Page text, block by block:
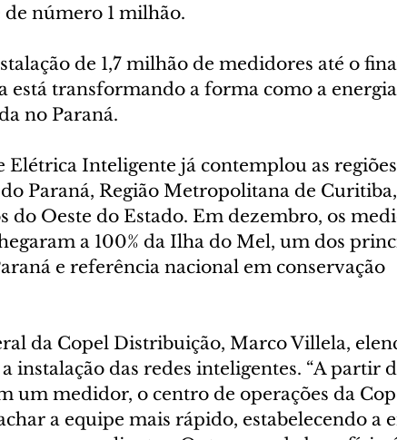
número 1 milhão.
de 1,7 milhão de medidores até o
está transformando a forma como a
no Paraná.
Elétrica Inteligente já contemplou as regiões
Paraná, Região Metropolitana de
do Oeste do Estado. Em dezembro, os
a 100% da Ilha do Mel, um dos
e referência nacional em conservação
da Copel Distribuição, Marco Villela,
instalação das redes inteligentes. “A partir
um medidor, o centro de operações da
a equipe mais rápido, estabelecendo a